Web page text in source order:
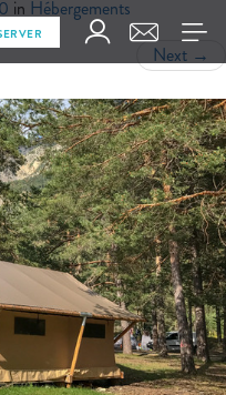
in Hébergements
Next →